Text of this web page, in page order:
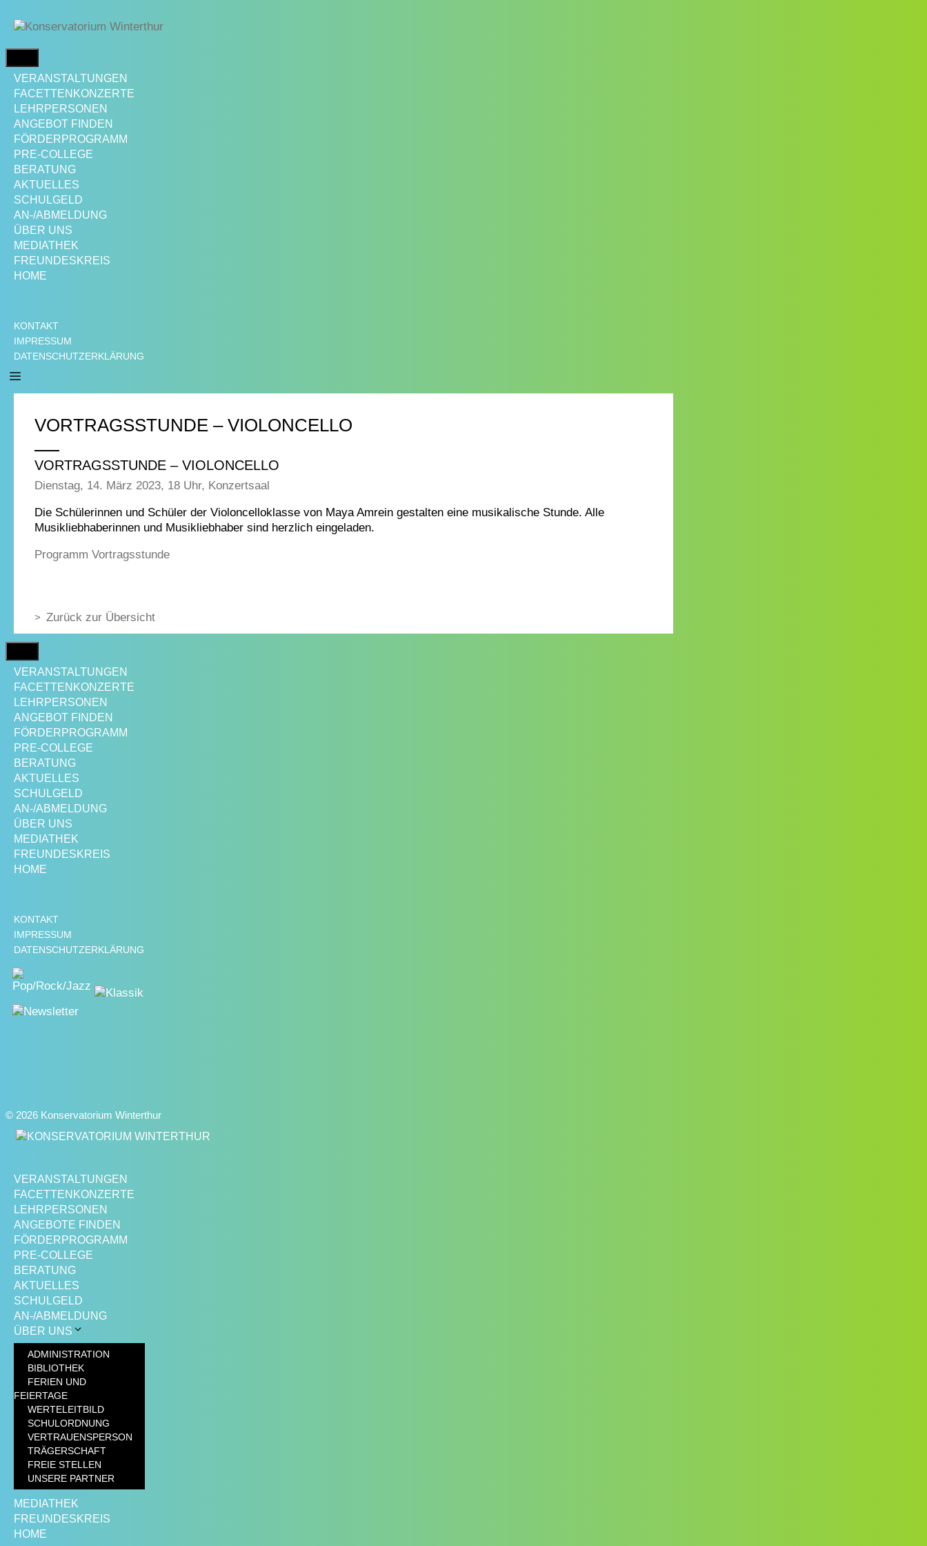
zum
VERANSTALTUNGEN
FACETTENKONZERTE
LEHRPERSONEN
ANGEBOT FINDEN
FÖRDERPROGRAMM
PRE-COLLEGE
BERATUNG
AKTUELLES
SCHULGELD
AN-/ABMELDUNG
ÜBER UNS
MEDIATHEK
FREUNDESKREIS
HOME
KONTAKT
IMPRESSUM
DATENSCHUTZERKLÄRUNG
VORTRAGSSTUNDE – VIOLONCELLO
VORTRAGSSTUNDE – VIOLONCELLO
Dienstag, 14. März 2023, 18 Uhr, Konzertsaal
Die Schülerinnen und Schüler der Violoncelloklasse von Maya Amrein gestalten eine musikalische Stunde. Alle
Musikliebhaberinnen und Musikliebhaber sind herzlich eingeladen.
Programm Vortragsstunde
Zurück zur Übersicht
VERANSTALTUNGEN
FACETTENKONZERTE
LEHRPERSONEN
ANGEBOT FINDEN
FÖRDERPROGRAMM
PRE-COLLEGE
BERATUNG
AKTUELLES
SCHULGELD
AN-/ABMELDUNG
ÜBER UNS
MEDIATHEK
FREUNDESKREIS
HOME
KONTAKT
IMPRESSUM
DATENSCHUTZERKLÄRUNG
© 2026 Konservatorium Winterthur
VERANSTALTUNGEN
FACETTENKONZERTE
LEHRPERSONEN
ANGEBOTE FINDEN
FÖRDERPROGRAMM
PRE-COLLEGE
BERATUNG
AKTUELLES
SCHULGELD
AN-/ABMELDUNG
ÜBER UNS
ADMINISTRATION
BIBLIOTHEK
FERIEN UND
FEIERTAGE
WERTELEITBILD
SCHULORDNUNG
VERTRAUENSPERSON
TRÄGERSCHAFT
FREIE STELLEN
UNSERE PARTNER
MEDIATHEK
FREUNDESKREIS
HOME